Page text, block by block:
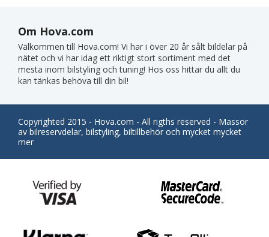
Om Hova.com
Välkommen till Hova.com! Vi har i över 20 år sålt bildelar på
nätet och vi har idag ett riktigt stort sortiment med det
mesta inom bilstyling och tuning! Hos oss hittar du allt du
kan tänkas behöva till din bil!
Copyrighted 2015 - Hova.com - All rigths reserved - Massor
av bilreservdelar, bilstyling, biltillbehör och mycket mycket
mer